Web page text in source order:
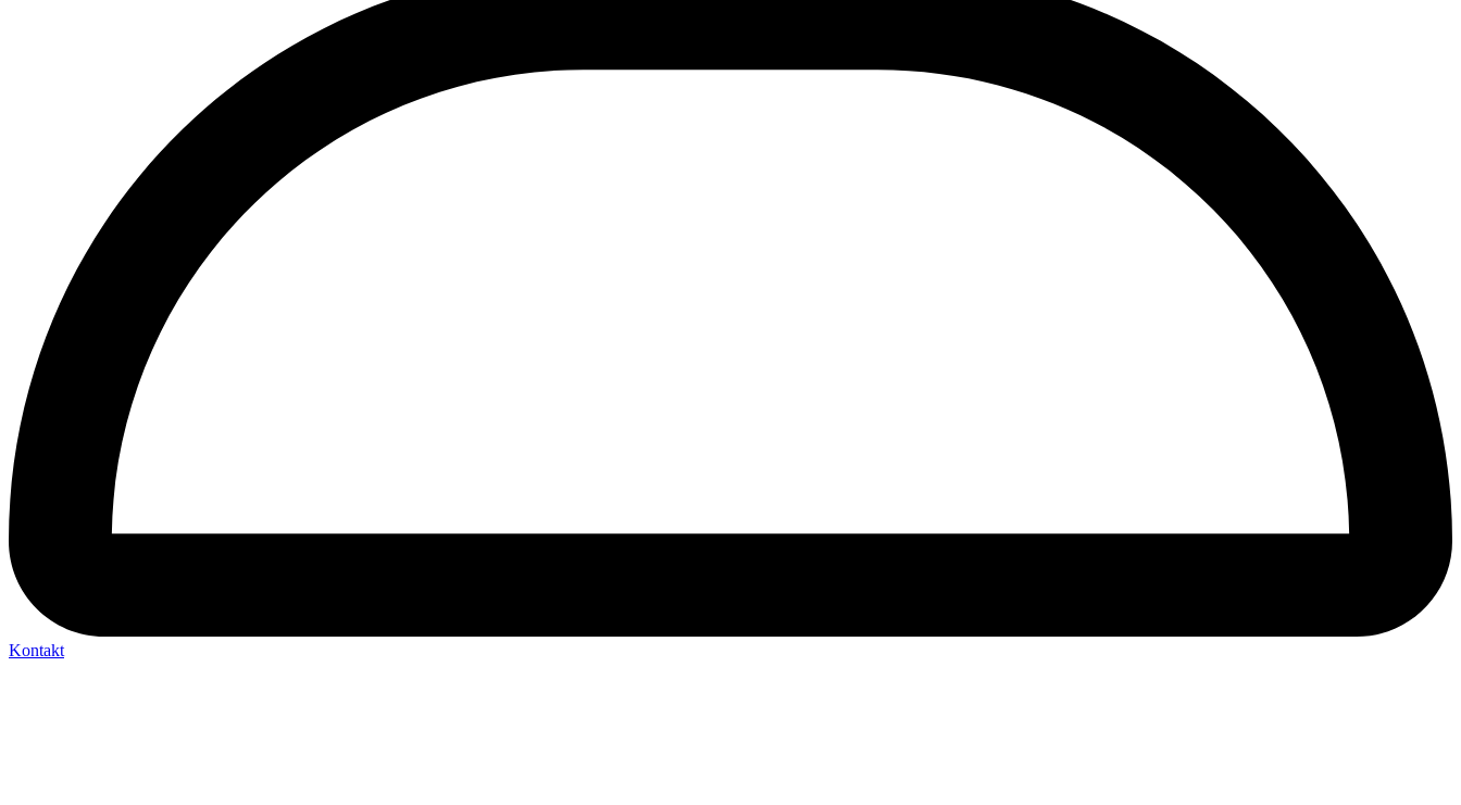
Kontakt